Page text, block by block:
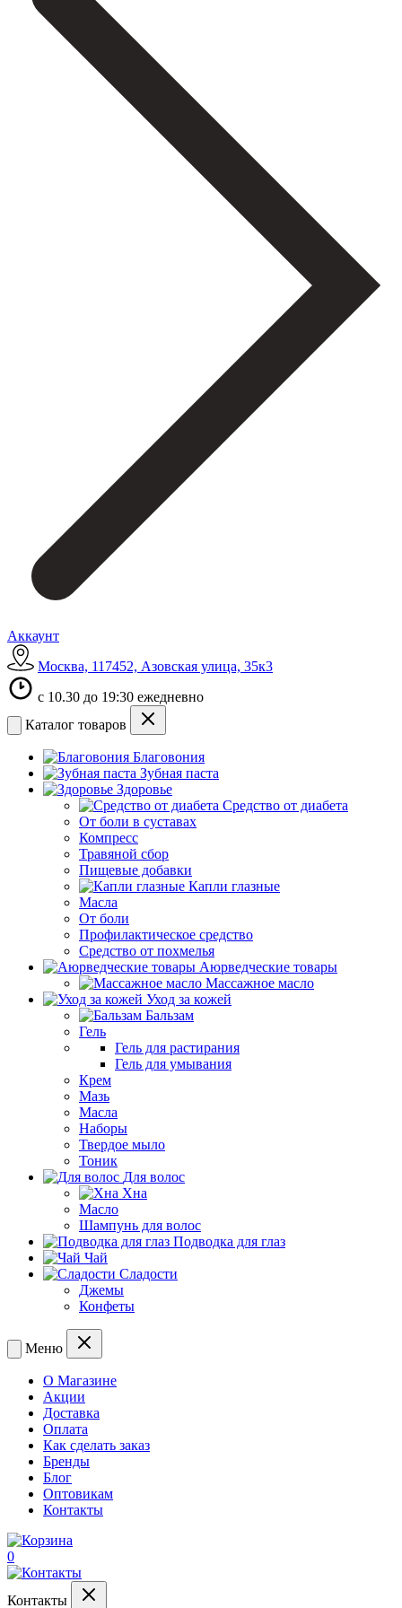
Аккаунт
Москва, 117452, Азовская улица, 35к3
с 10.30 до 19:30 ежедневно
Каталог товаров
Благовония
Зубная паста
Здоровье
Средство от диабета
От боли в суставах
Компресс
Травяной сбор
Пищевые добавки
Капли глазные
Масла
От боли
Профилактическое средство
Средство от похмелья
Аюрведческие товары
Массажное масло
Уход за кожей
Бальзам
Гель
Гель для растирания
Гель для умывания
Крем
Мазь
Масла
Наборы
Твердое мыло
Тоник
Для волос
Хна
Масло
Шампунь для волос
Подводка для глаз
Чай
Сладости
Джемы
Конфеты
Меню
О Магазине
Акции
Доставка
Оплата
Как сделать заказ
Бренды
Блог
Оптовикам
Контакты
0
Контакты